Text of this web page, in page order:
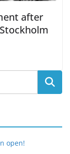
after
open!